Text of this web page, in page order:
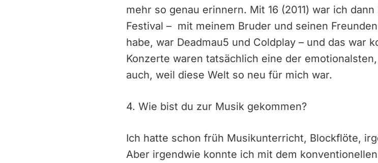
mehr so genau erinnern. Mit 16 (2011) war ich
Festival – mit meinem Bruder und seinen
habe, war Deadmau5 und Coldplay – und das war
Konzerte waren tatsächlich eine der
auch, weil diese Welt so neu für mich war.
4. Wie bist du zur Musik gekommen?
Ich hatte schon früh Musikunterricht, Blockflöte,
Aber irgendwie konnte ich mit dem